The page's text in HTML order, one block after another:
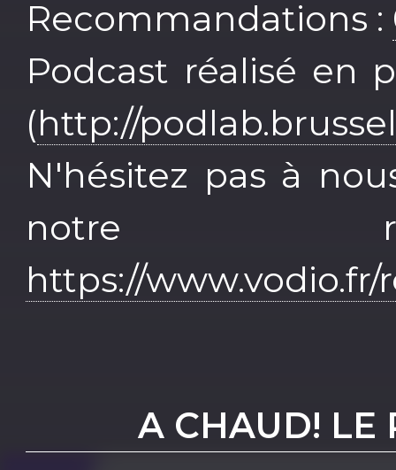
Recommandations :
Podcast réalisé en
(http://
N'hésitez pas à
notre
https://
A CHAUD! LE